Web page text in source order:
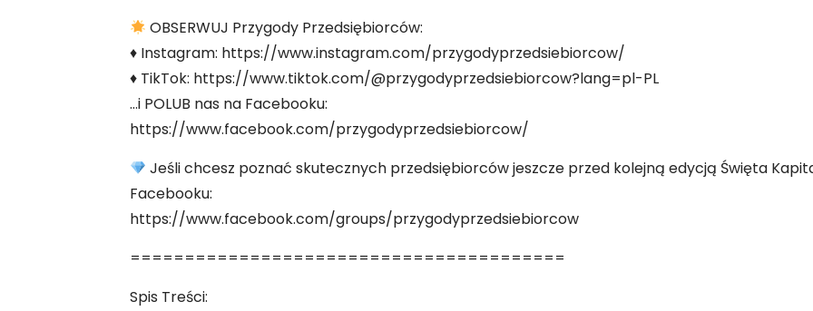
OBSERWUJ Przygody Przedsiębiorców:
♦ Instagram: https://www.instagram.com/przygodyprzedsiebiorcow/
♦ TikTok: https://www.tiktok.com/@przygodyprzedsiebiorcow?lang=pl-PL
…i POLUB nas na Facebooku:
https://www.facebook.com/przygodyprzedsiebiorcow/
Jeśli chcesz poznać skutecznych przedsiębiorców jeszcze przed kolejną edycją Święta
Facebooku:
https://www.facebook.com/groups/przygodyprzedsiebiorcow
========================================
Spis Treści: